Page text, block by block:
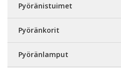
Pyöränistuimet
Pyöränkorit
Pyöränlamput